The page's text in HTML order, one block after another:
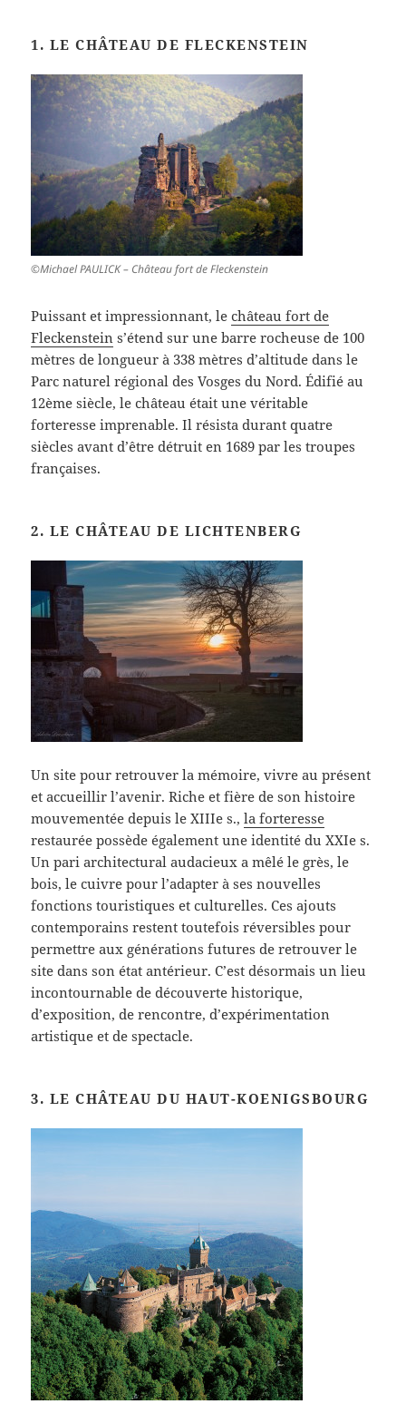
1. LE CHÂTEAU DE FLECKENSTEIN
©Michael PAULICK – Château fort de Fleckenstein
Puissant et impressionnant, lechâteau fort de
Fleckenstein s’étend sur une barre rocheuse de 100
mètres de longueur à 338 mètres d’altitude dans le
Parc naturel régional des Vosges du Nord. Édifié au
12ème siècle, le château était une véritable
forteresse imprenable. Il résista durant quatre
siècles avant d’être détruit en 1689 par les troupes
françaises.
2. LE CHÂTEAU DE LICHTENBERG
Un site pour retrouver la mémoire, vivre au présent
et accueillir l’avenir. Riche et fière de son histoire
mouvementée depuis le XIIIe s.,la forteresse
restaurée possède également une identité du XXIe s.
Un pari architectural audacieux a mêlé le grès, le
bois, le cuivre pour l’adapter à ses nouvelles
fonctions touristiques et culturelles. Ces ajouts
contemporains restent toutefois réversibles pour
permettre aux générations futures de retrouver le
site dans son état antérieur. C’est désormais un lieu
incontournable de découverte historique,
d’exposition, de rencontre, d’expérimentation
artistique et de spectacle.
3. LE CHÂTEAU DU HAUT-KOENIGSBOURG